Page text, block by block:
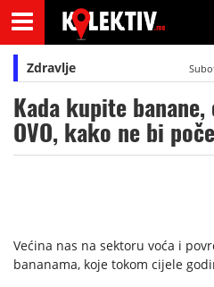
Zdravlje
Kada kupite
OVO, kako ne bi
Većina nas na sektoru voća i
bananama, koje tokom cijele